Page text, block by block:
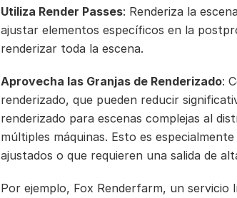
Utiliza Render Passes: Renderiza la
ajustar elementos específicos en la
renderizar toda la escena.
Aprovecha las Granjas de Renderizado:
renderizado, que pueden reducir
renderizado para escenas complejas al
múltiples máquinas. Esto es
ajustados o que requieren una salida de
Por ejemplo, Fox Renderfarm, un servicio